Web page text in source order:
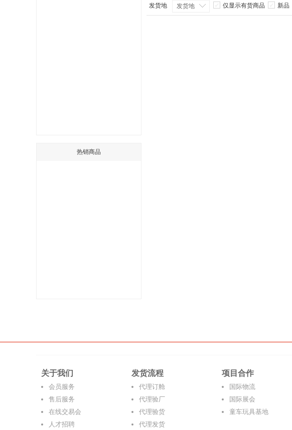
热销商品
发货地 发货地 仅显示有货商品 新品
关于我们
会员服务
售后服务
在线交易会
人才招聘
发货流程
代理订舱
代理验厂
代理验货
代理发货
项目合作
国际物流
国际展会
童车玩具基地